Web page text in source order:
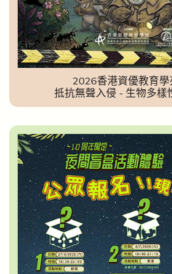
2026香港資優教育
抵抗無聲入侵 - 生物多樣